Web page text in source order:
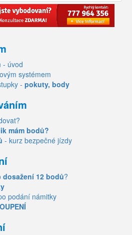
- úvod
systémem
- pokuty, body
mám bodů?
- kurz bezpečné jízdy
dosažení 12 bodů?
podání námitky